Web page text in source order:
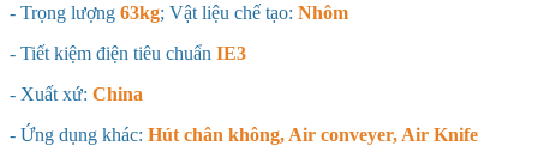
- Trọng lượng 63kg; Vật liệu chế tạo: Nhôm
- Tiết kiệm điện tiêu chuẩn IE3
- Xuất xứ: China
- Ứng dụng khác: Hút chân không, Air conveyer, Air Knife